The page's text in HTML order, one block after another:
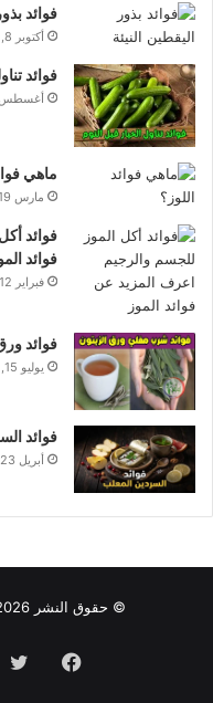
فوائد
أكتوبر 8, 2021
فوائد
أغسطس 19, 2020
ماهي
مارس 19, 2021
فوائد
فوائد
فبراير 12, 2021
فوائد
يوليو 15, 2020
فوائد
أبريل 23, 2021
© حقوق النشر 2026، جميع الحقوق محفوظة |
فيسبوك